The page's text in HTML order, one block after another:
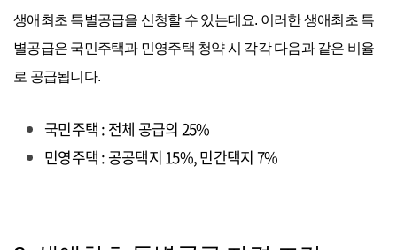
생애최초 특별공급을 신청할 수 있는데요. 이러한 생애최초 특
별공급은 국민주택과 민영주택 청약 시 각각 다음과 같은 비율
로 공급됩니다.
국민주택 : 전체 공급의 25%
민영주택 : 공공택지 15%, 민간택지 7%